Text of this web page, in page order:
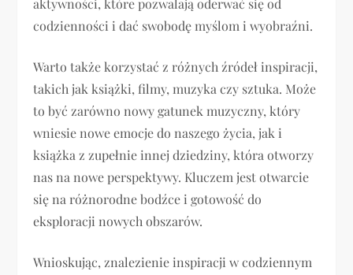
aktywności, które pozwalają oderwać się od
codzienności i dać swobodę myślom i wyobraźni.
Warto także korzystać z różnych źródeł inspiracji,
takich jak książki, filmy, muzyka czy sztuka. Może
to być zarówno nowy gatunek muzyczny, który
wniesie nowe emocje do naszego życia, jak i
książka z zupełnie innej dziedziny, która otworzy
nas na nowe perspektywy. Kluczem jest otwarcie
się na różnorodne bodźce i gotowość do
eksploracji nowych obszarów.
Wnioskując, znalezienie inspiracji w codziennym